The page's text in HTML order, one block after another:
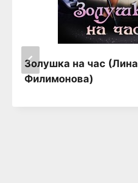
Золушка на час (Лина
Филимонова)